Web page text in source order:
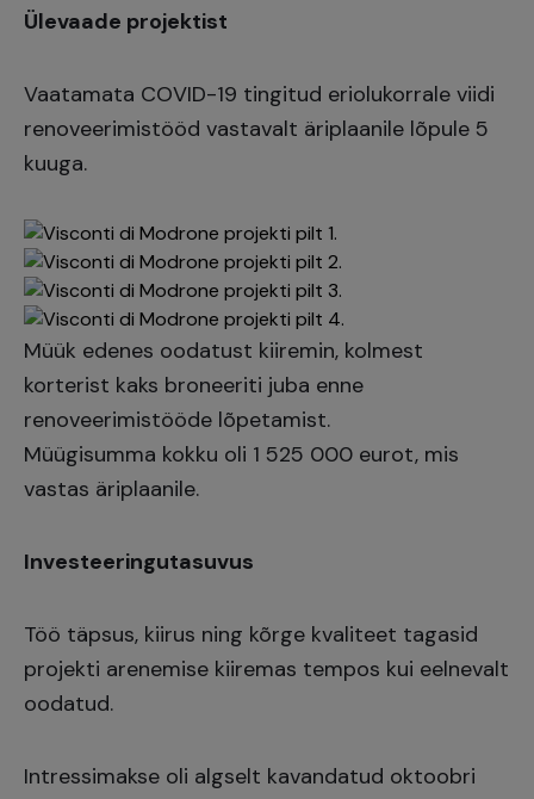
Ülevaade projektist
Vaatamata COVID-19 tingitud eriolukorrale viidi
renoveerimistööd vastavalt äriplaanile lõpule 5
kuuga.
Müük edenes oodatust kiiremin, kolmest
korterist kaks broneeriti juba enne
renoveerimistööde lõpetamist.
Müügisumma kokku oli 1 525 000 eurot, mis
vastas äriplaanile.
Investeeringutasuvus
Töö täpsus, kiirus ning kõrge kvaliteet tagasid
projekti arenemise kiiremas tempos kui eelnevalt
oodatud.
Intressimakse oli algselt kavandatud oktoobri